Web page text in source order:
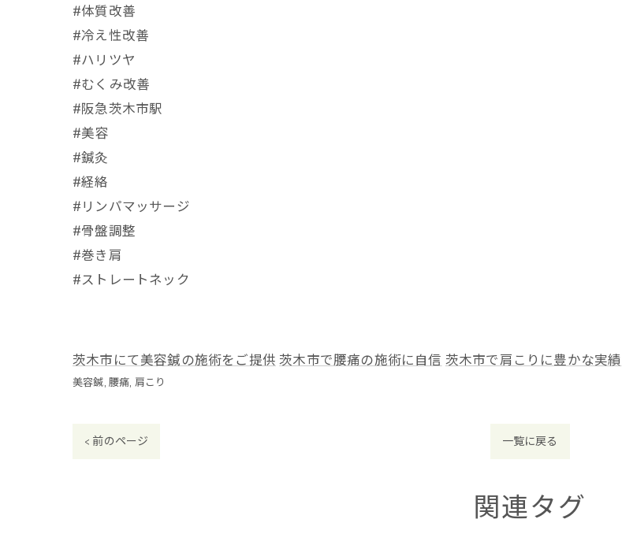
#体質改善
#冷え性改善
#ハリツヤ
#むくみ改善
#阪急茨木市駅
⁡#美容
#鍼灸
#経絡
#リンパマッサージ
#骨盤調整
#巻き肩
#ストレートネック
茨木市にて美容鍼の施術をご提供茨木市で腰痛の施術に自信茨木市で肩こりに豊かな実績
美容鍼 腰痛 肩こり
< 前のページ 一覧に戻る
関連タグ